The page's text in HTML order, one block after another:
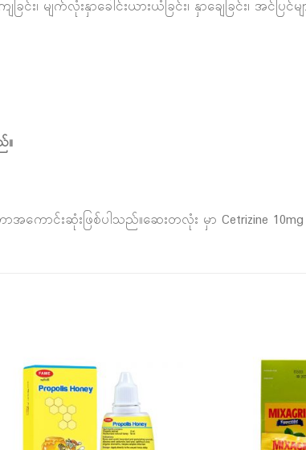
မျက်လုံးနှာခေါင်းယားယံခြင်း၊ နှာချေခြင်း၊ အင်ပြင်မ
။
င်းဆုံးဖြစ်ပါသည်။ဆေးတလုံး မှာ Cetrizine 10mg